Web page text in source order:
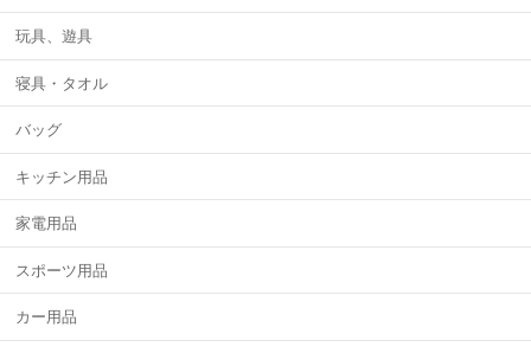
玩具、遊具
寝具・タオル
バッグ
キッチン用品
家電用品
スポーツ用品
カー用品